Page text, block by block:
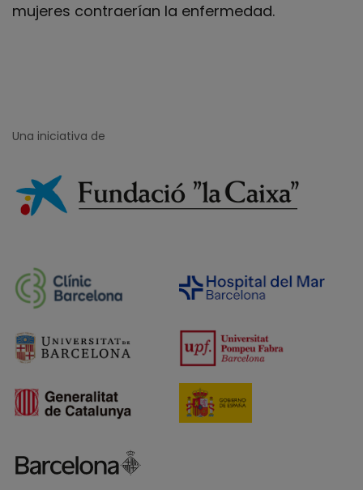
mujeres contraerían la enfermedad.
Una iniciativa de